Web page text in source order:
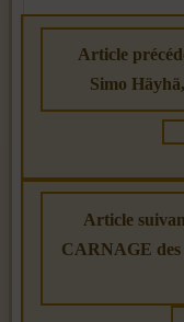
Article
Simo
Article
CARNAGE